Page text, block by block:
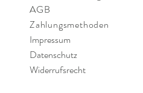
AGB
Zahlungsmethoden
Impressum
Datenschutz
Widerrufsrecht